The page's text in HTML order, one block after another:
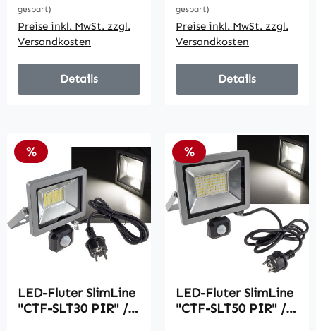
gespart)
Preise inkl. MwSt. zzgl.
Versandkosten
Details
gespart)
Preise inkl. MwSt. zzgl.
Versandkosten
Details
Rabatt
%
LED-Fluter SlimLine
"CTF-SLT30 PIR" /
Rabatt
%
LED-Fluter SlimLine
"CTF-SLT50 PIR" /